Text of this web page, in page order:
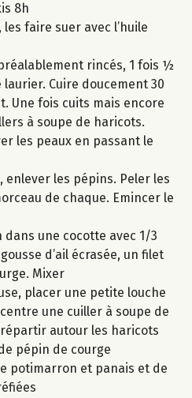
8h
faire suer avec l’huile
rincés, 1 fois ½
laurier. Cuire doucement 30
Une fois cuits mais encore
à soupe de haricots.
les peaux en passant le
enlever les pépins. Peler les
de chaque. Emincer le
dans une cocotte avec 1/3
d’ail écrasée, un filet
Mixer
placer une petite louche
une cuiller à soupe de
autour les haricots
pépin de courge
potimarron et panais et de